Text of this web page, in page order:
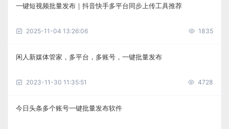
一键短视频批量发布｜抖音快手多平台同步上传工具推荐
2025-11-04 13:26:06 1835
闲人新媒体管家，多平台，多账号，一键批量发布
2023-11-30 11:35:51 4728
今日头条多个账号一键批量发布软件